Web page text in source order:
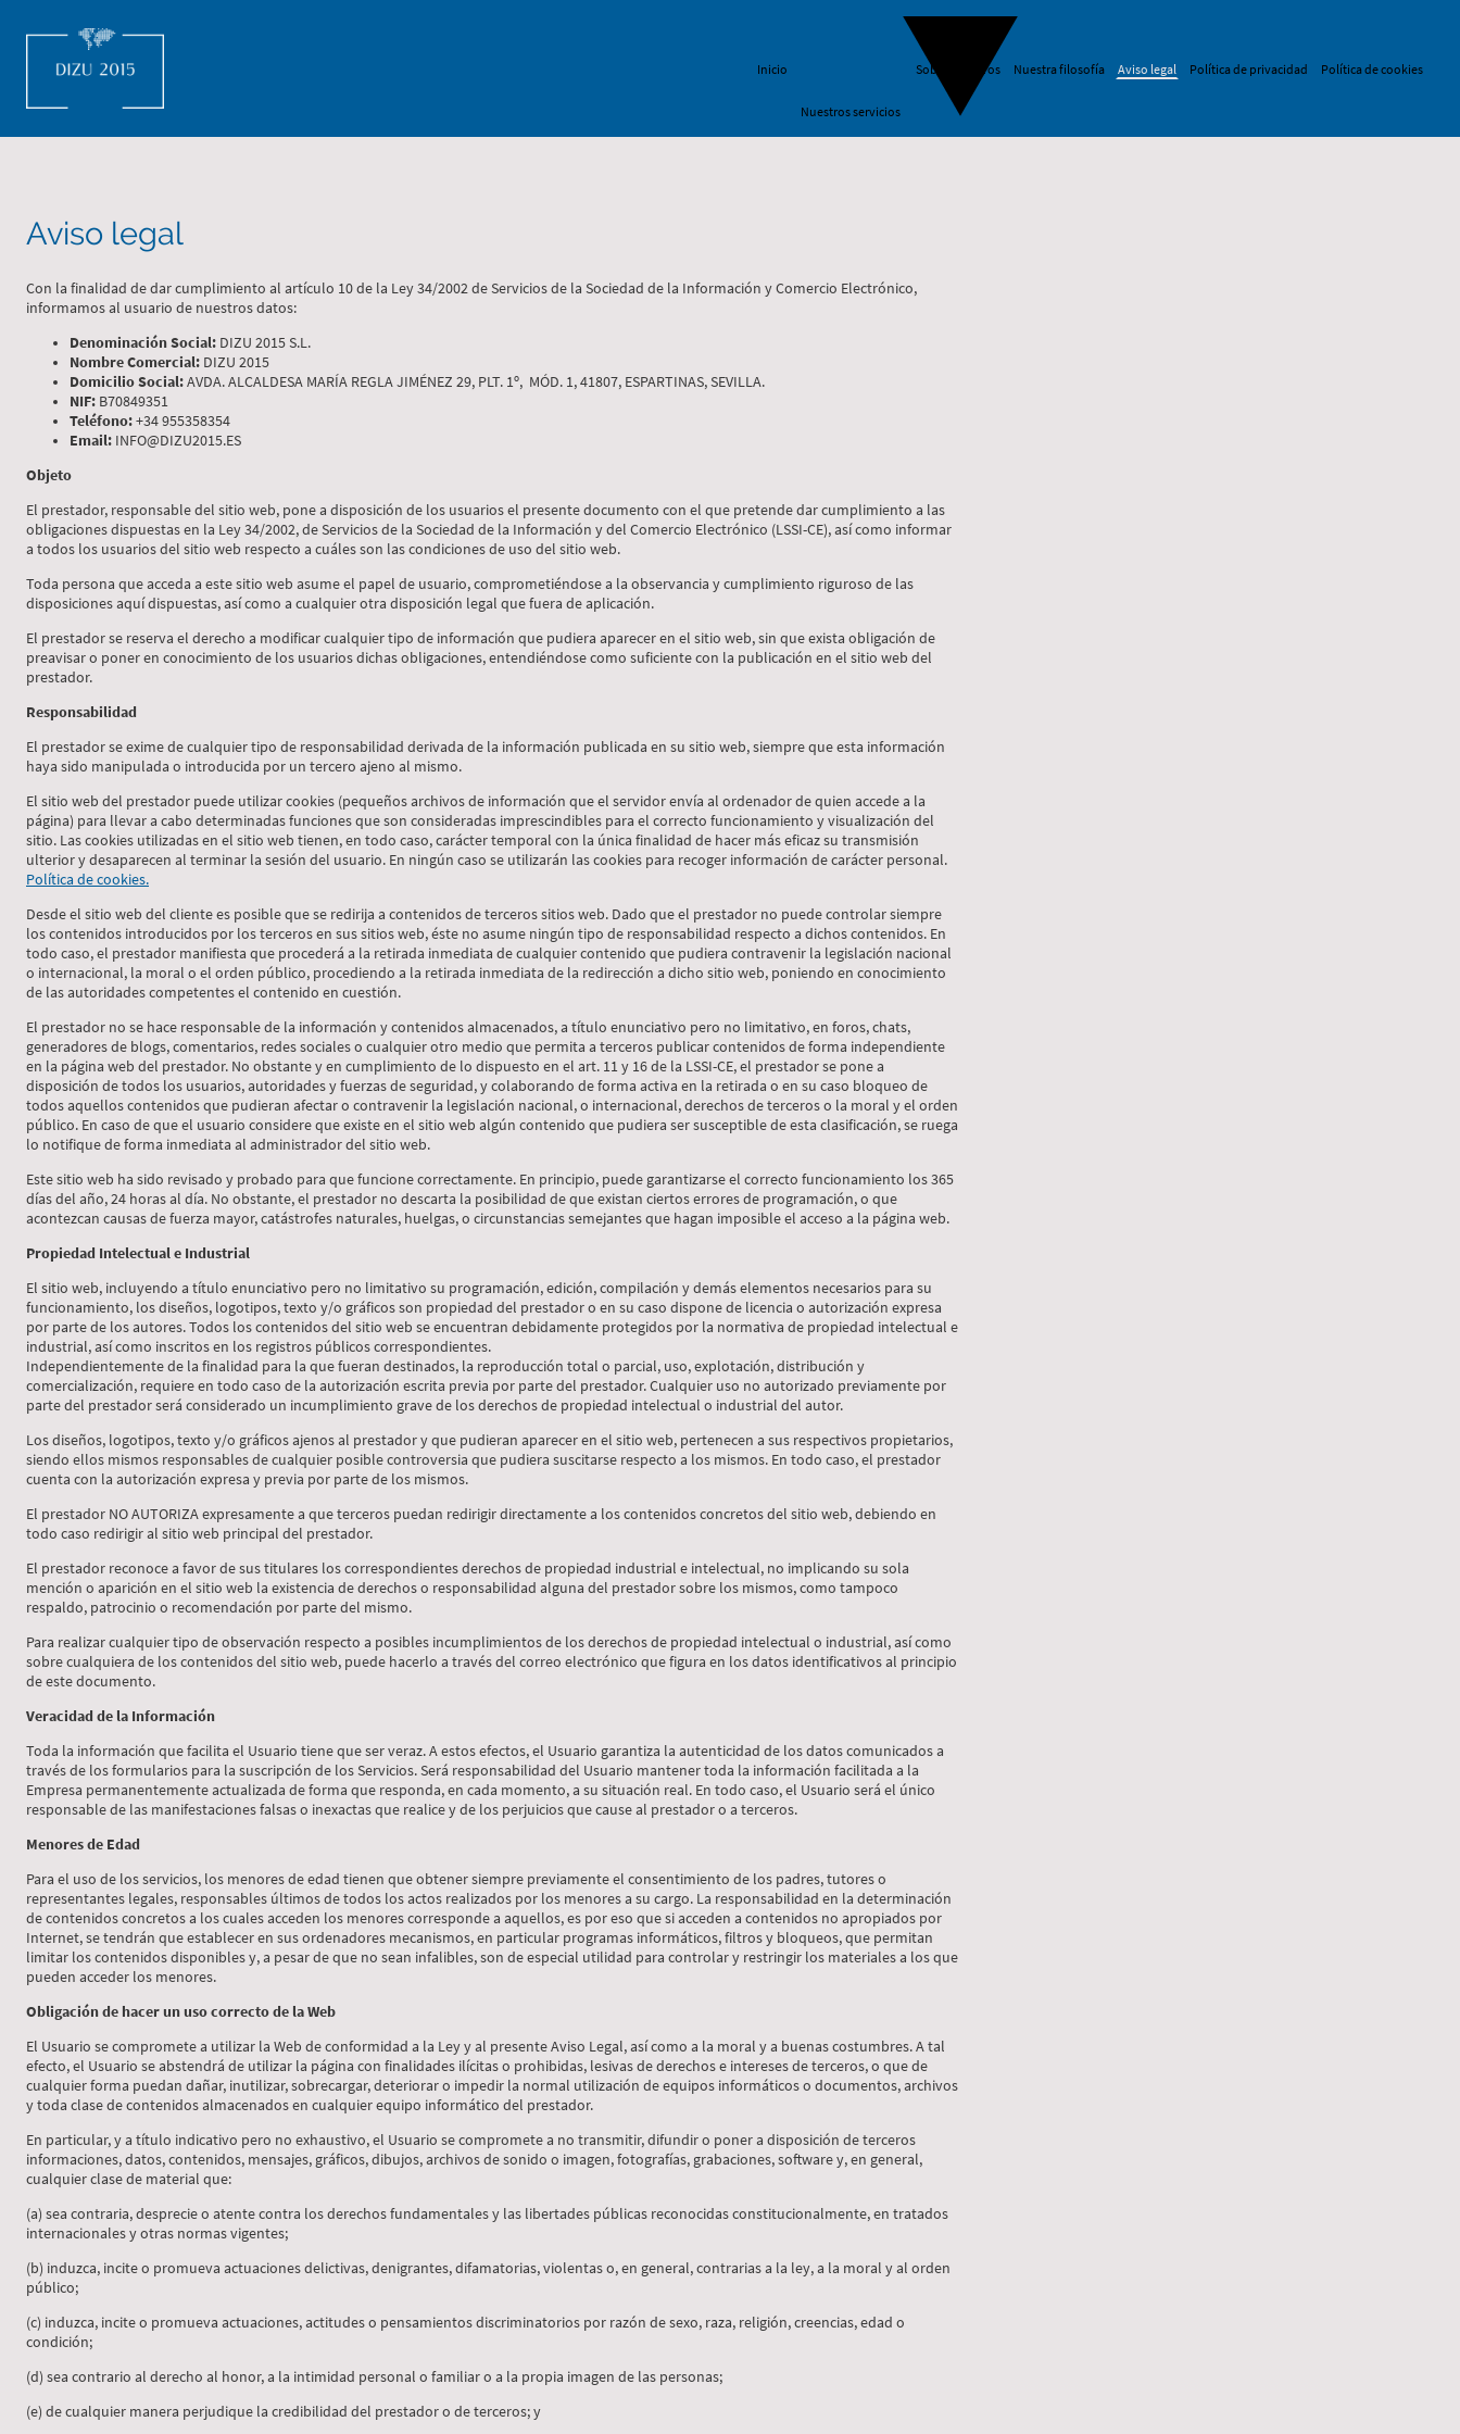
Inicio
Nuestros servicios
Sobre nosotros Nuestra filosofía Aviso legal Política de privacidad Política de cookies
Aviso legal
Con la finalidad de dar cumplimiento al artículo 10 de la Ley 34/2002 de Servicios de la Sociedad de la Información y Comercio Electrónico,
informamos al usuario de nuestros datos:
Denominación Social: DIZU 2015 S.L.
Nombre Comercial: DIZU 2015
Domicilio Social:AVDA. ALCALDESA MARÍA REGLA JIMÉNEZ 29, PLT. 1º, MÓD. 1, 41807, ESPARTINAS, SEVILLA.
NIF: B70849351
Teléfono:+34 955358354
Email: INFO@DIZU2015.ES
Objeto
El prestador, responsable del sitio web, pone a disposición de los usuarios el presente documento con el que pretende dar cumplimiento a las
obligaciones dispuestas en la Ley 34/2002, de Servicios de la Sociedad de la Información y del Comercio Electrónico (LSSI-CE), así como informar
a todos los usuarios del sitio web respecto a cuáles son las condiciones de uso del sitio web.
Toda persona que acceda a este sitio web asume el papel de usuario, comprometiéndose a la observancia y cumplimiento riguroso de las
disposiciones aquí dispuestas, así como a cualquier otra disposición legal que fuera de aplicación.
El prestador se reserva el derecho a modificar cualquier tipo de información que pudiera aparecer en el sitio web, sin que exista obligación de
preavisar o poner en conocimiento de los usuarios dichas obligaciones, entendiéndose como suficiente con la publicación en el sitio web del
prestador.
Responsabilidad
El prestador se exime de cualquier tipo de responsabilidad derivada de la información publicada en su sitio web, siempre que esta información
haya sido manipulada o introducida por un tercero ajeno al mismo.
El sitio web del prestador puede utilizar cookies (pequeños archivos de información que el servidor envía al ordenador de quien accede a la
página) para llevar a cabo determinadas funciones que son consideradas imprescindibles para el correcto funcionamiento y visualización del
sitio. Las cookies utilizadas en el sitio web tienen, en todo caso, carácter temporal con la única finalidad de hacer más eficaz su transmisión
ulterior y desaparecen al terminar la sesión del usuario. En ningún caso se utilizarán las cookies para recoger información de carácter personal.
Política de cookies.
Desde el sitio web del cliente es posible que se redirija a contenidos de terceros sitios web. Dado que el prestador no puede controlar siempre
los contenidos introducidos por los terceros en sus sitios web, éste no asume ningún tipo de responsabilidad respecto a dichos contenidos. En
todo caso, el prestador manifiesta que procederá a la retirada inmediata de cualquier contenido que pudiera contravenir la legislación nacional
o internacional, la moral o el orden público, procediendo a la retirada inmediata de la redirección a dicho sitio web, poniendo en conocimiento
de las autoridades competentes el contenido en cuestión.
El prestador no se hace responsable de la información y contenidos almacenados, a título enunciativo pero no limitativo, en foros, chats,
generadores de blogs, comentarios, redes sociales o cualquier otro medio que permita a terceros publicar contenidos de forma independiente
en la página web del prestador. No obstante y en cumplimiento de lo dispuesto en el art. 11 y 16 de la LSSI-CE, el prestador se pone a
disposición de todos los usuarios, autoridades y fuerzas de seguridad, y colaborando de forma activa en la retirada o en su caso bloqueo de
todos aquellos contenidos que pudieran afectar o contravenir la legislación nacional, o internacional, derechos de terceros o la moral y el orden
público. En caso de que el usuario considere que existe en el sitio web algún contenido que pudiera ser susceptible de esta clasificación, se ruega
lo notifique de forma inmediata al administrador del sitio web.
Este sitio web ha sido revisado y probado para que funcione correctamente. En principio, puede garantizarse el correcto funcionamiento los 365
días del año, 24 horas al día. No obstante, el prestador no descarta la posibilidad de que existan ciertos errores de programación, o que
acontezcan causas de fuerza mayor, catástrofes naturales, huelgas, o circunstancias semejantes que hagan imposible el acceso a la página web.
Propiedad Intelectual e Industrial
El sitio web, incluyendo a título enunciativo pero no limitativo su programación, edición, compilación y demás elementos necesarios para su
funcionamiento, los diseños, logotipos, texto y/o gráficos son propiedad del prestador o en su caso dispone de licencia o autorización expresa
por parte de los autores. Todos los contenidos del sitio web se encuentran debidamente protegidos por la normativa de propiedad intelectual e
industrial, así como inscritos en los registros públicos correspondientes.
Independientemente de la finalidad para la que fueran destinados, la reproducción total o parcial, uso, explotación, distribución y
comercialización, requiere en todo caso de la autorización escrita previa por parte del prestador. Cualquier uso no autorizado previamente por
parte del prestador será considerado un incumplimiento grave de los derechos de propiedad intelectual o industrial del autor.
Los diseños, logotipos, texto y/o gráficos ajenos al prestador y que pudieran aparecer en el sitio web, pertenecen a sus respectivos propietarios,
siendo ellos mismos responsables de cualquier posible controversia que pudiera suscitarse respecto a los mismos. En todo caso, el prestador
cuenta con la autorización expresa y previa por parte de los mismos.
El prestador NO AUTORIZA expresamente a que terceros puedan redirigir directamente a los contenidos concretos del sitio web, debiendo en
todo caso redirigir al sitio web principal del prestador.
El prestador reconoce a favor de sus titulares los correspondientes derechos de propiedad industrial e intelectual, no implicando su sola
mención o aparición en el sitio web la existencia de derechos o responsabilidad alguna del prestador sobre los mismos, como tampoco
respaldo, patrocinio o recomendación por parte del mismo.
Para realizar cualquier tipo de observación respecto a posibles incumplimientos de los derechos de propiedad intelectual o industrial, así como
sobre cualquiera de los contenidos del sitio web, puede hacerlo a través del correo electrónico que figura en los datos identificativos al principio
de este documento.
Veracidad de la Información
Toda la información que facilita el Usuario tiene que ser veraz. A estos efectos, el Usuario garantiza la autenticidad de los datos comunicados a
través de los formularios para la suscripción de los Servicios. Será responsabilidad del Usuario mantener toda la información facilitada a la
Empresa permanentemente actualizada de forma que responda, en cada momento, a su situación real. En todo caso, el Usuario será el único
responsable de las manifestaciones falsas o inexactas que realice y de los perjuicios que cause al prestador o a terceros.
Menores de Edad
Para el uso de los servicios, los menores de edad tienen que obtener siempre previamente el consentimiento de los padres, tutores o
representantes legales, responsables últimos de todos los actos realizados por los menores a su cargo. La responsabilidad en la determinación
de contenidos concretos a los cuales acceden los menores corresponde a aquellos, es por eso que si acceden a contenidos no apropiados por
Internet, se tendrán que establecer en sus ordenadores mecanismos, en particular programas informáticos, filtros y bloqueos, que permitan
limitar los contenidos disponibles y, a pesar de que no sean infalibles, son de especial utilidad para controlar y restringir los materiales a los que
pueden acceder los menores.
Obligación de hacer un uso correcto de la Web
El Usuario se compromete a utilizar la Web de conformidad a la Ley y al presente Aviso Legal, así como a la moral y a buenas costumbres. A tal
efecto, el Usuario se abstendrá de utilizar la página con finalidades ilícitas o prohibidas, lesivas de derechos e intereses de terceros, o que de
cualquier forma puedan dañar, inutilizar, sobrecargar, deteriorar o impedir la normal utilización de equipos informáticos o documentos, archivos
y toda clase de contenidos almacenados en cualquier equipo informático del prestador.
En particular, y a título indicativo pero no exhaustivo, el Usuario se compromete a no transmitir, difundir o poner a disposición de terceros
informaciones, datos, contenidos, mensajes, gráficos, dibujos, archivos de sonido o imagen, fotografías, grabaciones, software y, en general,
cualquier clase de material que:
(a) sea contraria, desprecie o atente contra los derechos fundamentales y las libertades públicas reconocidas constitucionalmente, en tratados
internacionales y otras normas vigentes;
(b) induzca, incite o promueva actuaciones delictivas, denigrantes, difamatorias, violentas o, en general, contrarias a la ley, a la moral y al orden
público;
(c) induzca, incite o promueva actuaciones, actitudes o pensamientos discriminatorios por razón de sexo, raza, religión, creencias, edad o
condición;
(d) sea contrario al derecho al honor, a la intimidad personal o familiar o a la propia imagen de las personas;
(e) de cualquier manera perjudique la credibilidad del prestador o de terceros; y